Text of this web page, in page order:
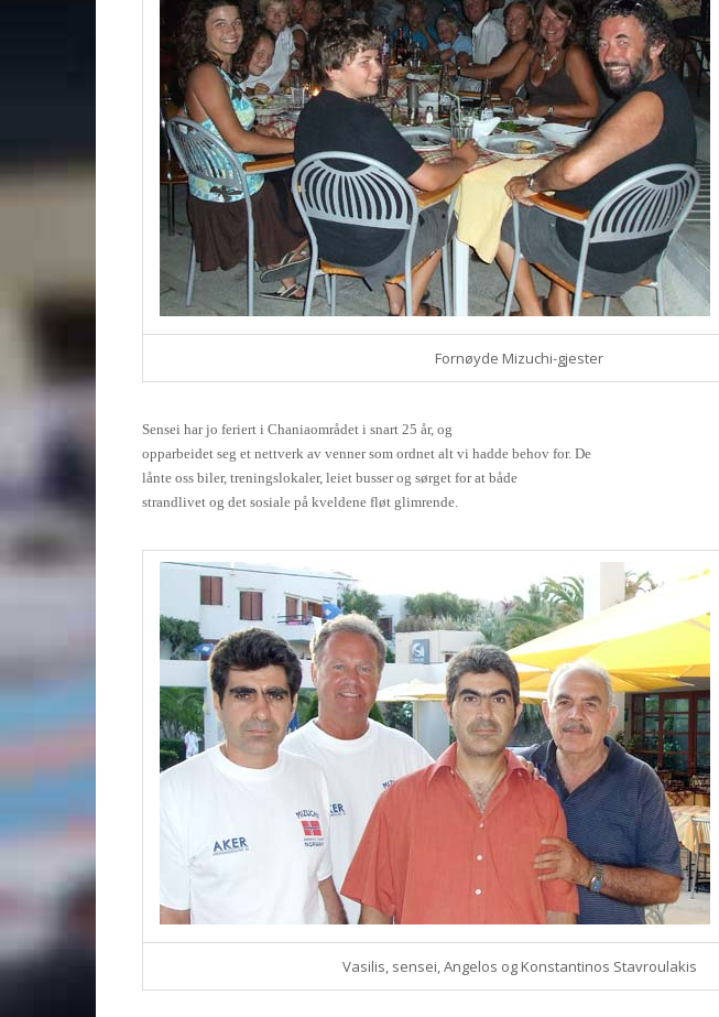
Fornøyde Mizuchi-gjester
Sensei har jo feriert i Chaniaområdet i snart 25 år, og
opparbeidet seg et nettverk av venner som ordnet alt vi hadde behov for. De
lånte oss biler, treningslokaler, leiet busser og sørget for at både
strandlivet og det sosiale på kveldene fløt glimrende.
Vasilis, sensei, Angelos og Konstantinos Stavroulakis